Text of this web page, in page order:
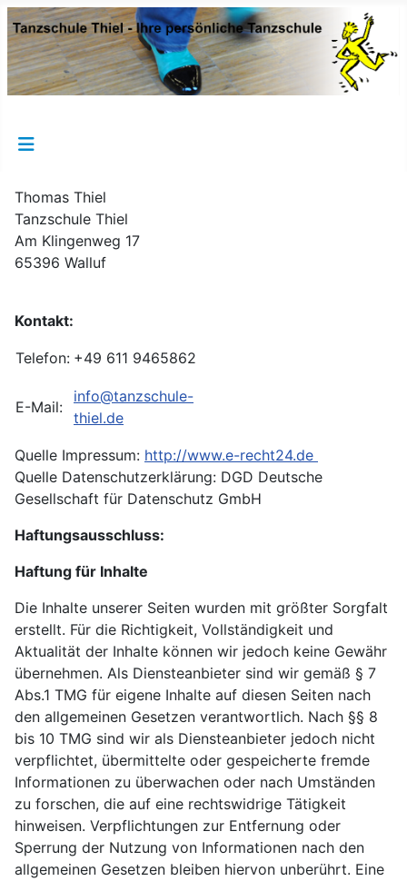
Thomas Thiel
Tanzschule Thiel
Am Klingenweg 17
65396 Walluf
Kontakt:
Telefon: +49 611 9465862
E-Mail:
info@tanzschule-
thiel.de
Quelle Impressum: http://www.e-recht24.de
Quelle Datenschutzerklärung: DGD Deutsche
Gesellschaft für Datenschutz GmbH
Haftungsausschluss:
Haftung für Inhalte
Die Inhalte unserer Seiten wurden mit größter Sorgfalt
erstellt. Für die Richtigkeit, Vollständigkeit und
Aktualität der Inhalte können wir jedoch keine Gewähr
übernehmen. Als Diensteanbieter sind wir gemäß § 7
Abs.1 TMG für eigene Inhalte auf diesen Seiten nach
den allgemeinen Gesetzen verantwortlich. Nach §§ 8
bis 10 TMG sind wir als Diensteanbieter jedoch nicht
verpflichtet, übermittelte oder gespeicherte fremde
Informationen zu überwachen oder nach Umständen
zu forschen, die auf eine rechtswidrige Tätigkeit
hinweisen. Verpflichtungen zur Entfernung oder
Sperrung der Nutzung von Informationen nach den
allgemeinen Gesetzen bleiben hiervon unberührt. Eine